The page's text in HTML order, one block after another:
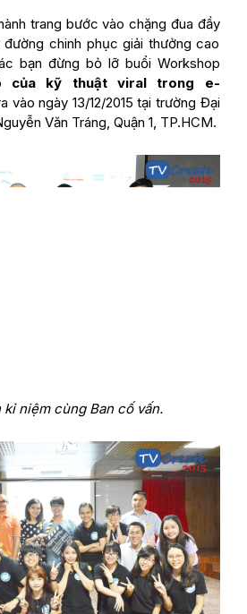
trang bước vào chặng đua đầy
chinh phục giải thưởng cao
bạn đừng bỏ lỡ buổi Workshop
của kỹ thuật viral trong e-
vào ngày 13/12/2015 tại trường Đại
Văn Tráng, Quận 1, TP.HCM.
niệm cùng Ban cố vấn.